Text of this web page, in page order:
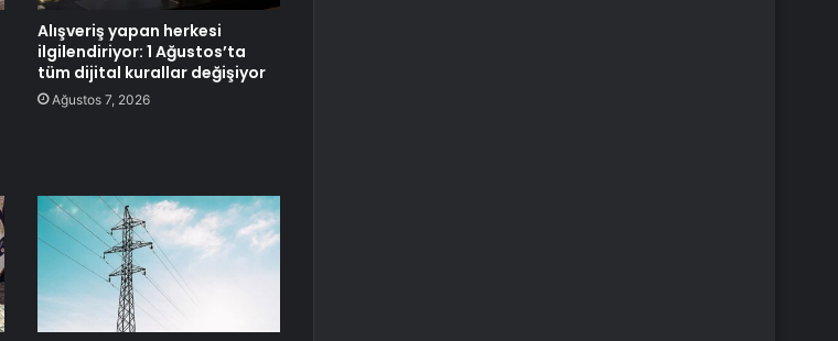
Alışveriş yapan herkesi
ilgilendiriyor: 1 Ağustos’ta
tüm dijital kurallar değişiyor
Ağustos 7, 2026